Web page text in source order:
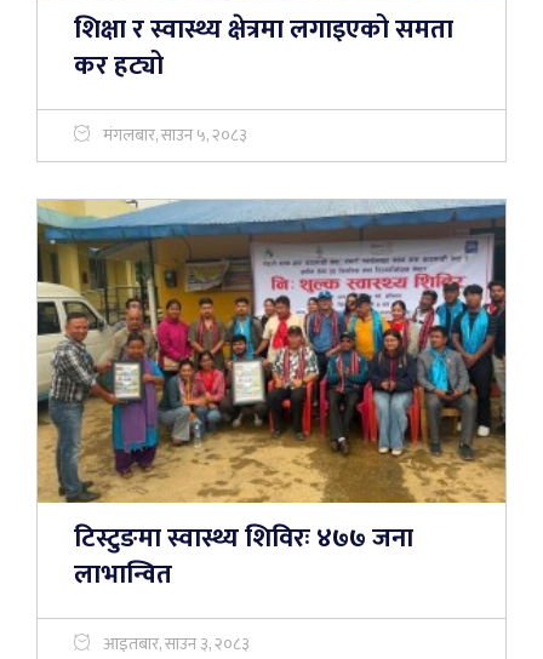
शिक्षा र स्वास्थ्य क्षेत्रमा लगाइएको समता
कर हट्यो
मंगलबार, साउन ५, २०८३
टिस्टुङमा स्वास्थ्य शिविरः ४७७ जना
लाभान्वित
आइतबार, साउन ३, २०८३